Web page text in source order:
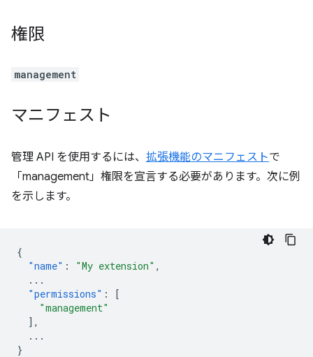
権限
management
マニフェスト
管理 API を使用するには、 拡張機能のマニフェストで
「management」権限を宣言する必要があります。次に例
を示します。
{
"name" : "My extension" ,
...
"permissions" :
[
"management"
],
...
}